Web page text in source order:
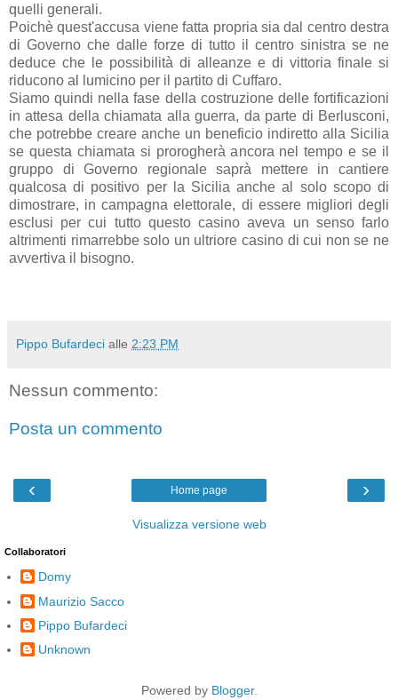
quelli generali.
Poichè quest'accusa viene fatta propria sia dal centro destra
di Governo che dalle forze di tutto il centro sinistra se ne
deduce che le possibilità di alleanze e di vittoria finale si
riducono al lumicino per il partito di Cuffaro.
Siamo quindi nella fase della costruzione delle fortificazioni
in attesa della chiamata alla guerra, da parte di Berlusconi,
che potrebbe creare anche un beneficio indiretto alla Sicilia
se questa chiamata si prorogherà ancora nel tempo e se il
gruppo di Governo regionale saprà mettere in cantiere
qualcosa di positivo per la Sicilia anche al solo scopo di
dimostrare, in campagna elettorale, di essere migliori degli
esclusi per cui tutto questo casino aveva un senso farlo
altrimenti rimarrebbe solo un ultriore casino di cui non se ne
avvertiva il bisogno.
Pippo Bufardeci alle 2:23 PM
Nessun commento:
Posta un commento
‹ ›
Home page
Visualizza versione web
Collaboratori
Domy
Maurizio Sacco
Pippo Bufardeci
Unknown
Powered by Blogger.